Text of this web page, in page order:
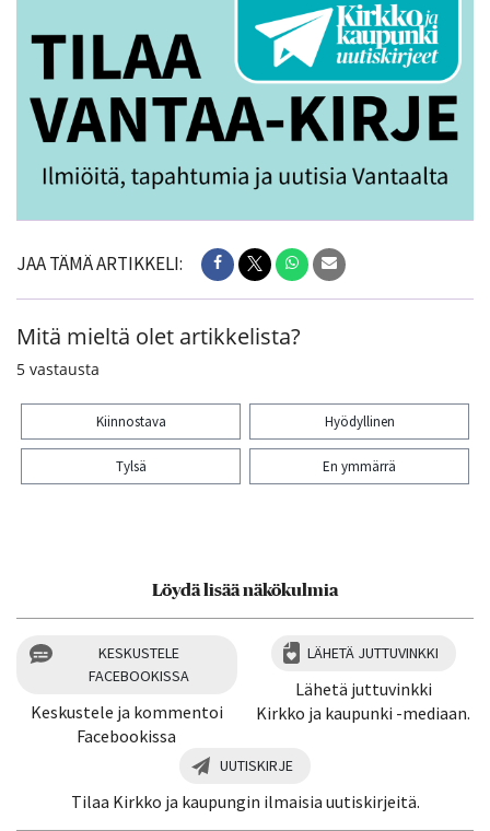
JAA TÄMÄ ARTIKKELI:
Mitä mieltä olet artikkelista?
5 vastausta
Kiinnostava Hyödyllinen
Tylsä En ymmärrä
Löydä lisää näkökulmia
KESKUSTELE
FACEBOOKISSA
Keskustele ja kommentoi
Facebookissa
LÄHETÄ JUTTUVINKKI
Lähetä juttuvinkki
Kirkko ja kaupunki -mediaan.
UUTISKIRJE
Tilaa Kirkko ja kaupungin ilmaisia uutiskirjeitä.